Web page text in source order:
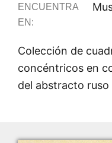
ENCUENTRA
EN:
Colección de
concéntricos en
del abstracto ruso